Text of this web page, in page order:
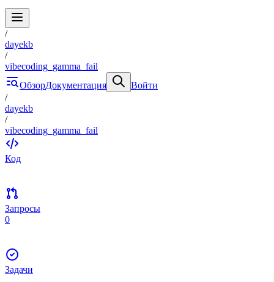
/
dayekb
/
vibecoding_gamma_fail
ОбзорДокументация
Войти
/
dayekb
/
vibecoding_gamma_fail
Код
Запросы
0
Задачи